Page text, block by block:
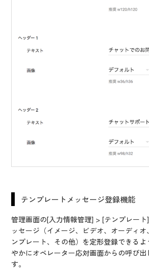
テンプレートメッセージ登録機能
管理画面の[入力情報管理] > [テンプレート
ッセージ（イメージ、ビデオ、オーディ
ンプレート、その他）を定形登録できる
やかにオペレーター応対画面からの呼び
す。